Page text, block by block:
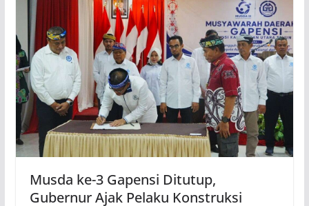
Musda ke-3 Gapensi Ditutup,
Gubernur Ajak Pelaku Konstruksi